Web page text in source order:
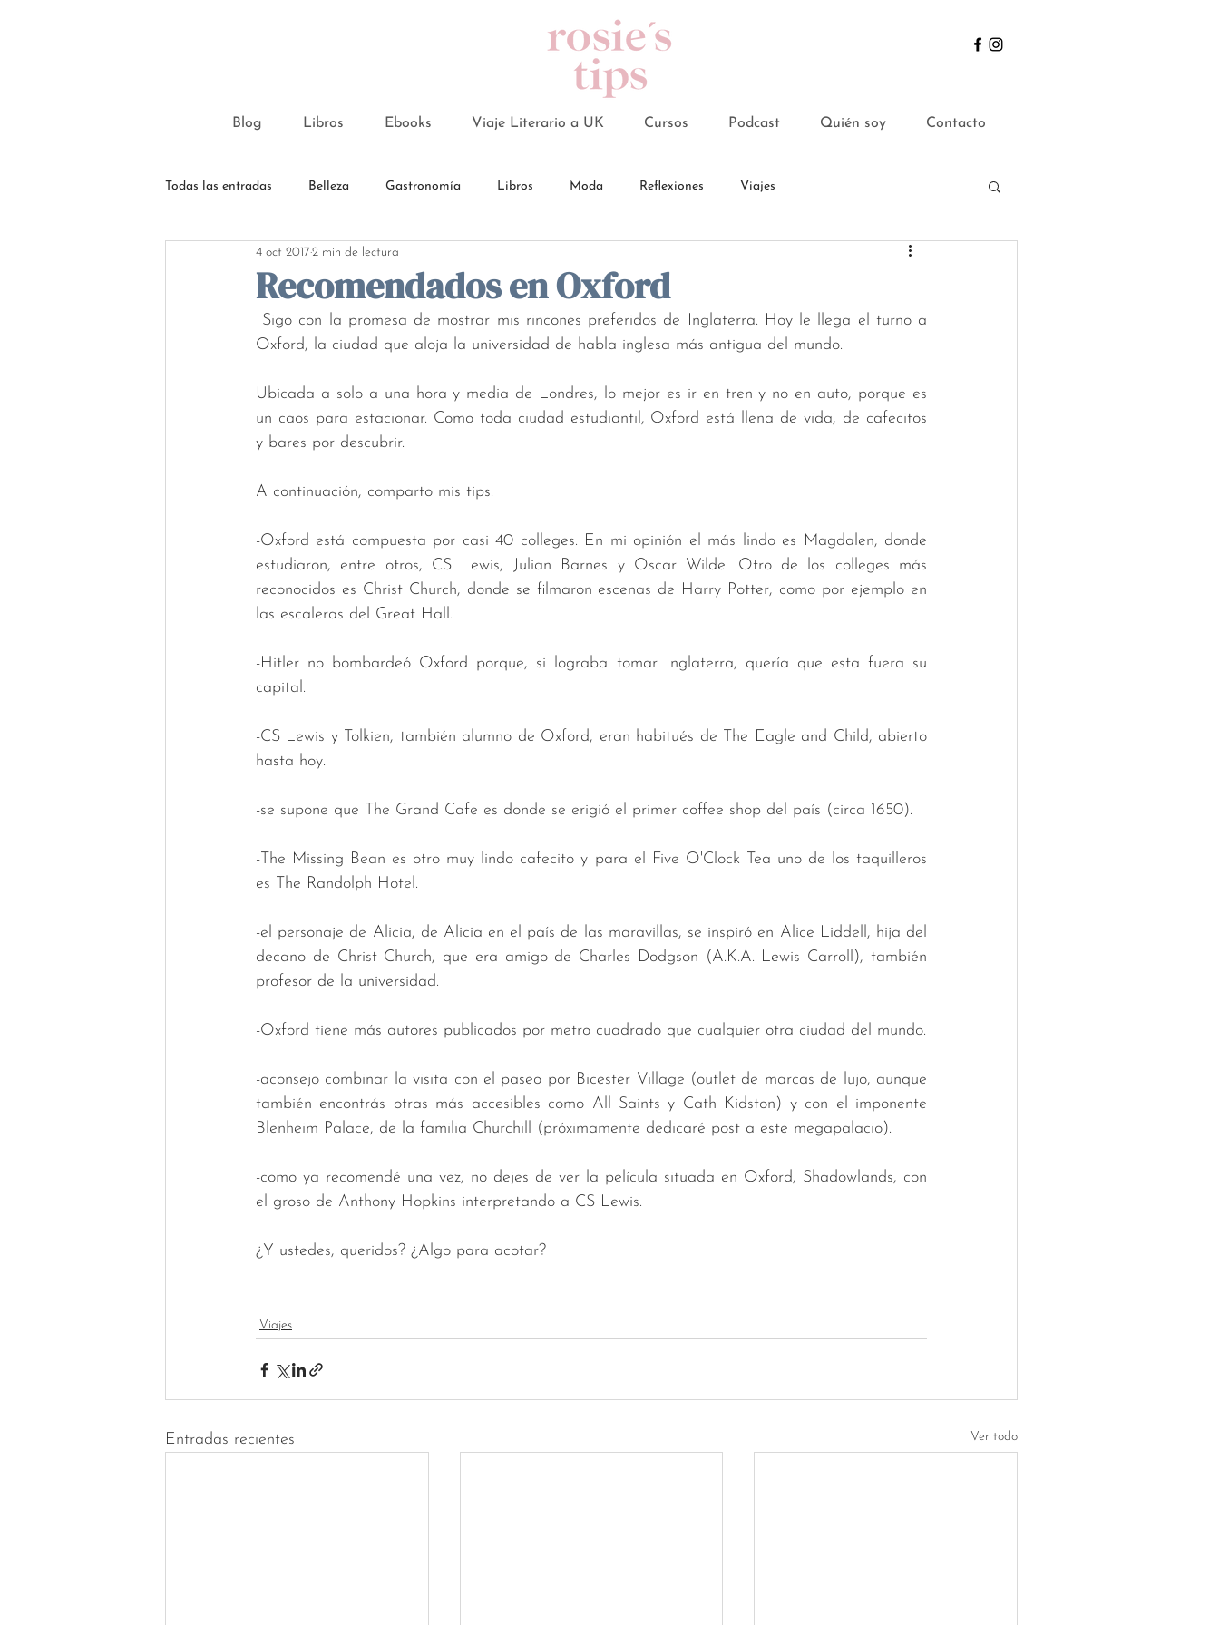
Blog Libros Ebooks Viaje Literario a UK Cursos Podcast Quién soy Contacto
Todas las entradas Belleza Gastronomía Libros Moda Reflexiones Viajes
Recomendados en Oxford
4 oct 2017 2 min de lectura
Oxford, la ciudad que aloja la universidad de habla inglesa más antigua del mundo.
Ubicada a solo a una hora y media de Londres, lo mejor es ir en tren y no en auto, porque es
un caos para estacionar. Como toda ciudad estudiantil, Oxford está llena de vida, de cafecitos
y bares por descubrir.
A continuación, comparto mis tips:
-Oxford está compuesta por casi 40 colleges. En mi opinión el más lindo es Magdalen, donde
estudiaron, entre otros, CS Lewis, Julian Barnes y Oscar Wilde. Otro de los colleges más
reconocidos es Christ Church, donde se filmaron escenas de Harry Potter, como por ejemplo en
las escaleras del Great Hall.
-Hitler no bombardeó Oxford porque, si lograba tomar Inglaterra, quería que esta fuera su
capital.
-CS Lewis y Tolkien, también alumno de Oxford, eran habitués de The Eagle and Child, abierto
hasta hoy.
-se supone que The Grand Cafe es donde se erigió el primer coffee shop del país (circa 1650).
-The Missing Bean es otro muy lindo cafecito y para el Five O'Clock Tea uno de los taquilleros
es The Randolph Hotel.
-el personaje de Alicia, de Alicia en el país de las maravillas, se inspiró en Alice Liddell, hija del
decano de Christ Church, que era amigo de Charles Dodgson (A.K.A. Lewis Carroll), también
profesor de la universidad.
-Oxford tiene más autores publicados por metro cuadrado que cualquier otra ciudad del mundo.
-aconsejo combinar la visita con el paseo por Bicester Village (outlet de marcas de lujo, aunque
también encontrás otras más accesibles como All Saints y Cath Kidston) y con el imponente
Blenheim Palace, de la familia Churchill (próximamente dedicaré post a este megapalacio).
-como ya recomendé una vez, no dejes de ver la película situada en Oxford, Shadowlands, con
el groso de Anthony Hopkins interpretando a CS Lewis.
¿Y ustedes, queridos? ¿Algo para acotar?
Viajes
Entradas recientes Ver todo